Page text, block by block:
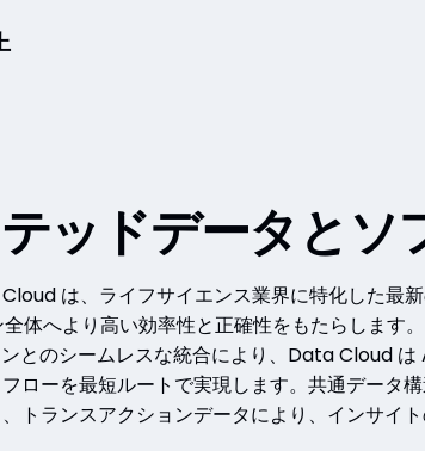
ッドデータとソ
は、ライフサイエンス業界に特化した最
全体へより高い効率性と正確性をもたらしま
とのシームレスな統合により、Data Cloud は
ローを最短ルートで実現します。共通データ
トランスアクションデータにより、インサイ